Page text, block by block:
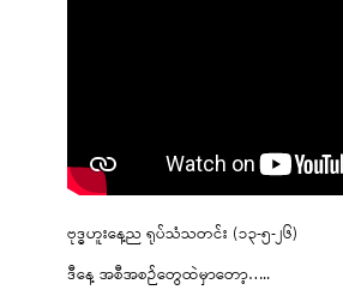
ဗုဒ္ဓဟူးနေ့ည ရုပ်သံသတင်း (၁၃-၅-၂၆)
ဒီနေ့ အစီအစဉ်တွေထဲမှာတော့…..